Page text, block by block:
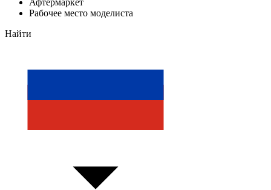
Афтермаркет
Рабочее место моделиста
Найти